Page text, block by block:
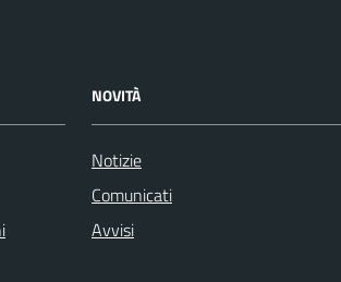
NOVITÀ
Notizie
Comunicati
Avvisi